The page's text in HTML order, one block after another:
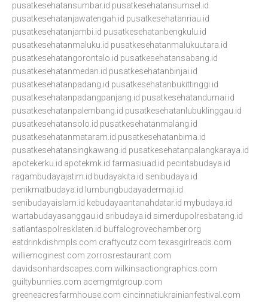
pusatkesehatansumbar.id pusatkesehatansumsel.id
pusatkesehatanjawatengah.id pusatkesehatanriau.id
pusatkesehatanjambi.id pusatkesehatanbengkulu.id
pusatkesehatanmaluku.id pusatkesehatanmalukuutara.id
pusatkesehatangorontalo.id pusatkesehatansabang.id
pusatkesehatanmedan.id pusatkesehatanbinjai.id
pusatkesehatanpadang.id pusatkesehatanbukittinggi.id
pusatkesehatanpadangpanjang.id pusatkesehatandumai.id
pusatkesehatanpalembang.id pusatkesehatanlubuklinggau.id
pusatkesehatansolo.id pusatkesehatanmalang.id
pusatkesehatanmataram.id pusatkesehatanbima.id
pusatkesehatansingkawang.id pusatkesehatanpalangkaraya.id
apotekerku.id apotekmk.id farmasiuad.id pecintabudaya.id
ragambudayajatim.id budayakita.id senibudaya.id
penikmatbudaya.id lumbungbudayadermaji.id
senibudayaislam.id kebudayaantanahdatar.id mybudaya.id
wartabudayasanggau.id sribudaya.id simerdupolresbatang.id
satlantaspolresklaten.id buffalogrovechamber.org
eatdrinkdishmpls.com craftycutz.com texasgirlreads.com
williemcginest.com zorrosrestaurant.com
davidsonhardscapes.com wilkinsactiongraphics.com
guiltybunnies.com acemgmtgroup.com
greeneacresfarmhouse.com cincinnatiukrainianfestival.com